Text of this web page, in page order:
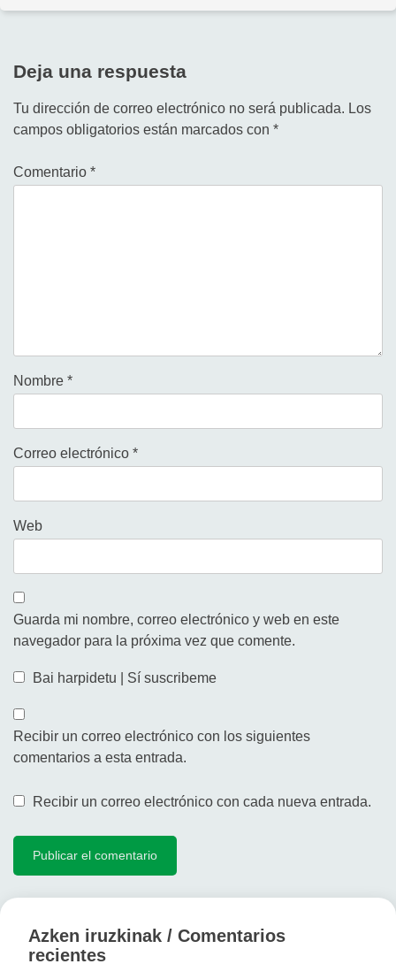
Deja una respuesta
Tu dirección de correo electrónico no será publicada. Los
campos obligatorios están marcados con *
Comentario *
Nombre *
Correo electrónico *
Web
Guarda mi nombre, correo electrónico y web en este
navegador para la próxima vez que comente.
Bai harpidetu | Sí suscribeme
Recibir un correo electrónico con los siguientes
comentarios a esta entrada.
Recibir un correo electrónico con cada nueva entrada.
Azken iruzkinak / Comentarios
recientes